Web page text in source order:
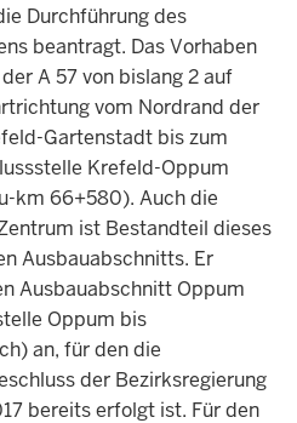
Durchführung des
beantragt. Das Vorhaben
A 57 von bislang 2 auf
vom Nordrand der
Gartenstadt bis zum
Krefeld-Oppum
km 66+580). Auch die
ist Bestandteil dieses
Ausbauabschnitts. Er
Ausbauabschnitt Oppum
Oppum bis
an, für den die
der Bezirksregierung
bereits erfolgt ist. Für den